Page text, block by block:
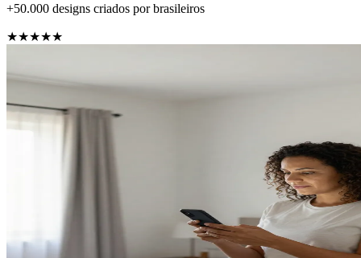
+50.000 designs criados por brasileiros
★★★★★